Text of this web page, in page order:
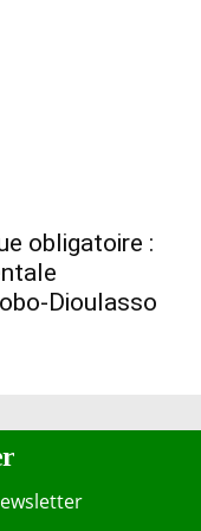
obligatoire :
Dioulasso